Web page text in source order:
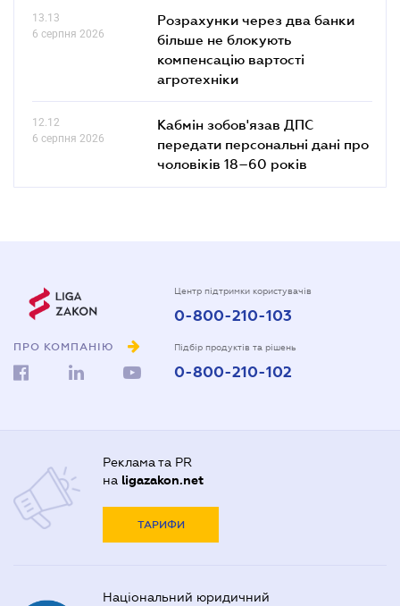
13.13
6 серпня 2026
Розрахунки через два банки
більше не блокують
компенсацію вартості
агротехніки
12.12
6 серпня 2026
Кабмін зобов'язав ДПС
передати персональні дані про
чоловіків 18–60 років
ПРО КОМПАНІЮ
Центр підтримки користувачів
0-800-210-103
Підбір продуктів та рішень
0-800-210-102
Реклама та PR
на ligazakon.net
ТАРИФИ
Національний юридичний